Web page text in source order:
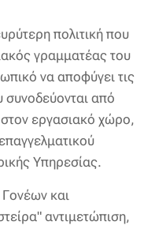
πολιτική που
γραμματέας του
να αποφύγει τις
συνοδεύονται από
εργασιακό χώρο,
Υπηρεσίας.
και
αντιμετώπιση,